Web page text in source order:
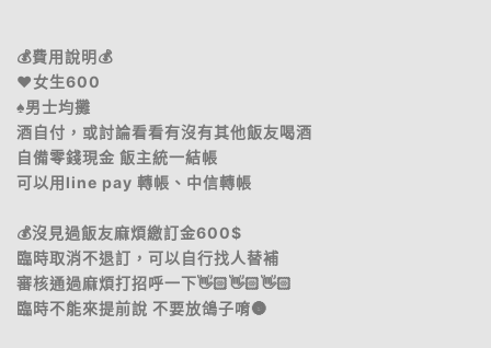
💰費用說明💰
♥️女生600
♠️男士均攤
酒自付，或討論看看有沒有其他飯友喝酒
自備零錢現金 飯主統一結帳
可以用line pay 轉帳、中信轉帳
💰沒見過飯友麻煩繳訂金600$
臨時取消不退訂，可以自行找人替補
審核通過麻煩打招呼一下👋🏻👋🏻👋🏻
臨時不能來提前說 不要放鴿子唷🌚